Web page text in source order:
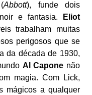
Abbott), funde dois
e fantasia.
Eliot
​​trabalham muitas
perigosos que se
da década de 1930,
Al Capone não
magia. Com Lick,
mágicos a qualquer